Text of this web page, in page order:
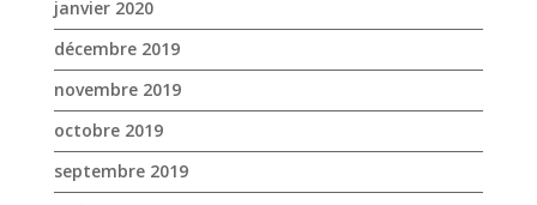
août 2019
juillet 2019
juin 2019
mai 2019
avril 2019